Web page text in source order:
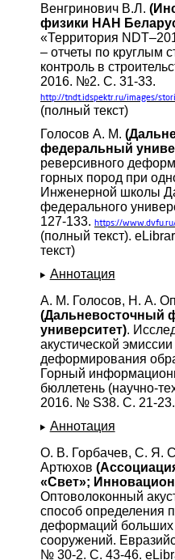
Венгринович В.Л.
физики НАН
«Территория
– отчеты по круглым
контроль в
2016. №2. С. 31-33.
http://tndt.idspektr.ru/images/
(полный текст)
Голосов А. М.
федеральный
реверсивного
горных пород при
Инженерной школы
федерального
127-133. https://
(полный текст).
текст)
Аннотация
А. М. Голосов, Н. А.
(Дальневосточный
университет).
акустической
деформирования
Горный
бюллетень (научно-
2016. № S38. С. 21-
Аннотация
О. В. Горбачев, С. Я.
Артюхов
«Свет»;
Оптоволоконный
способ определения
деформаций
сооружений.
№ 30-2. С. 43-46.